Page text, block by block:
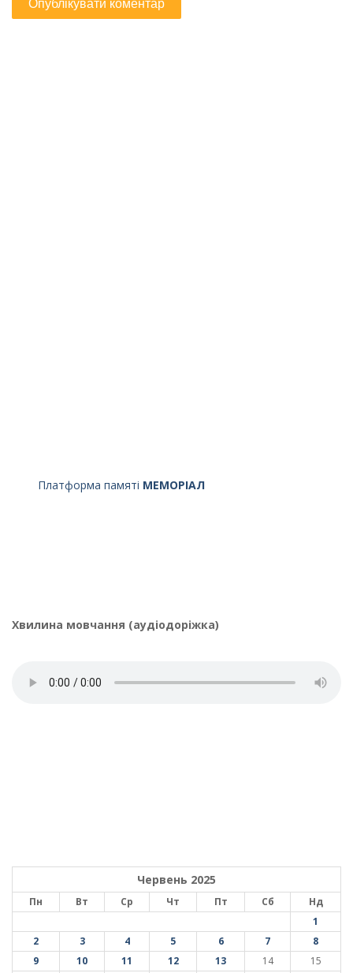
Платформа памяті МЕМОРІАЛ
Хвилина мовчання (аудіодоріжка)
Червень 2025
Пн Вт Ср Чт Пт Сб
Нд
1
2
3 4 5 6 7
8
9
10 11 12 13 14
15